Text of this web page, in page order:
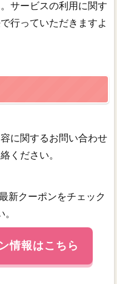
サービスの利用に関す
行っていただきますよ
に関するお問い合わせ
ください。
新クーポンをチェック
情報はこちら